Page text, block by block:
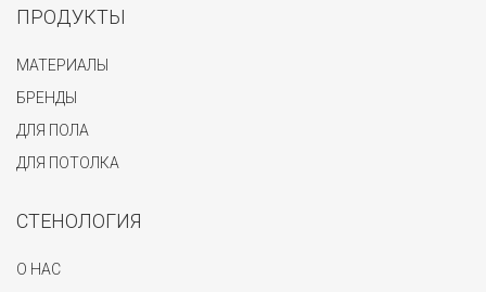
ПРОДУКТЫ
МАТЕРИАЛЫ
БРЕНДЫ
ДЛЯ ПОЛА
ДЛЯ ПОТОЛКА
СТЕНОЛОГИЯ
О НАС